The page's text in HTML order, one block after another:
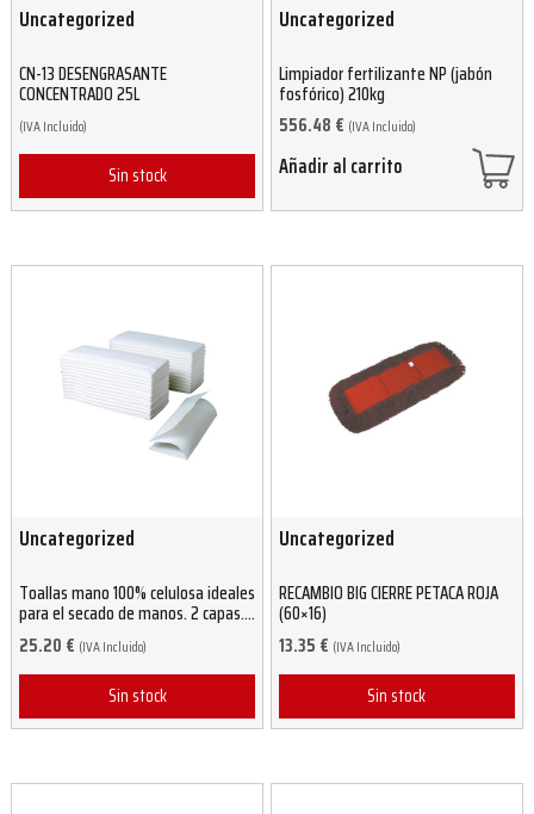
Uncategorized
CN-13 DESENGRASANTE
CONCENTRADO 25L
(IVA Incluido)
Sin stock
Uncategorized
Limpiador fertilizante NP (jabón
fosfórico) 210kg
556.48 € (IVA Incluido)
Añadir al carrito
Uncategorized
Toallas mano 100% celulosa ideales
para el secado de manos. 2 capas.
Gran absorción (3000 unidades)
25.20 € (IVA Incluido)
Sin stock
Uncategorized
RECAMBIO BIG CIERRE PETACA ROJA
(60×16)
13.35 € (IVA Incluido)
Sin stock